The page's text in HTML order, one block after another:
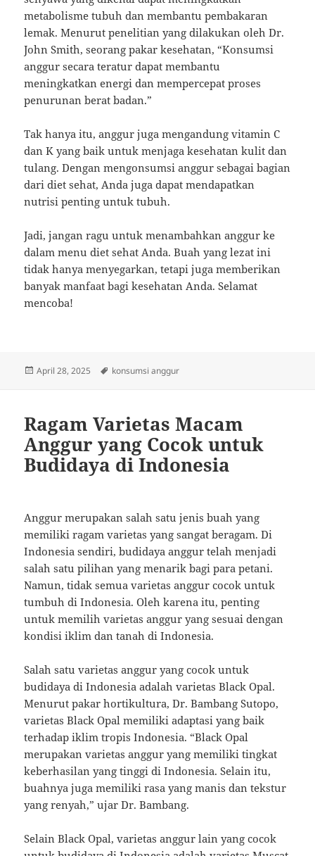
metabolisme tubuh dan membantu pembakaran
lemak. Menurut penelitian yang dilakukan oleh Dr.
John Smith, seorang pakar kesehatan, “Konsumsi
anggur secara teratur dapat membantu
meningkatkan energi dan mempercepat proses
penurunan berat badan.”
Tak hanya itu, anggur juga mengandung vitamin C
dan K yang baik untuk menjaga kesehatan kulit dan
tulang. Dengan mengonsumsi anggur sebagai bagian
dari diet sehat, Anda juga dapat mendapatkan
nutrisi penting untuk tubuh.
Jadi, jangan ragu untuk menambahkan anggur ke
dalam menu diet sehat Anda. Buah yang lezat ini
tidak hanya menyegarkan, tetapi juga memberikan
banyak manfaat bagi kesehatan Anda. Selamat
mencoba!
Posted
April 28, 2025 Tags
konsumsi anggur
Ragam Varietas Macam
Anggur yang Cocok untuk
Budidaya di Indonesia
Anggur merupakan salah satu jenis buah yang
memiliki ragam varietas yang sangat beragam. Di
Indonesia sendiri, budidaya anggur telah menjadi
salah satu pilihan yang menarik bagi para petani.
Namun, tidak semua varietas anggur cocok untuk
tumbuh di Indonesia. Oleh karena itu, penting
untuk memilih varietas anggur yang sesuai dengan
kondisi iklim dan tanah di Indonesia.
Salah satu varietas anggur yang cocok untuk
budidaya di Indonesia adalah varietas Black Opal.
Menurut pakar hortikultura, Dr. Bambang Sutopo,
varietas Black Opal memiliki adaptasi yang baik
terhadap iklim tropis Indonesia. “Black Opal
merupakan varietas anggur yang memiliki tingkat
keberhasilan yang tinggi di Indonesia. Selain itu,
buahnya juga memiliki rasa yang manis dan tekstur
yang renyah,” ujar Dr. Bambang.
Selain Black Opal, varietas anggur lain yang cocok